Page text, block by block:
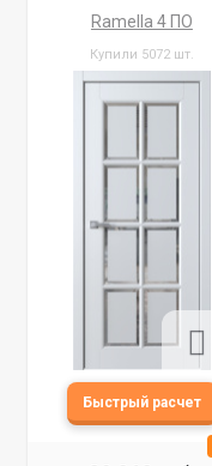
Ramella 4 ПО
Купили 5072 шт.